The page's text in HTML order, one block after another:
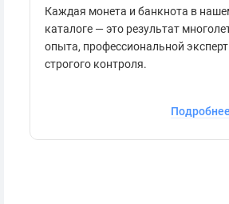
Каждая монета и банкнота в
каталоге — это результат
опыта, профессиональной
строгого контроля.
Подробнее